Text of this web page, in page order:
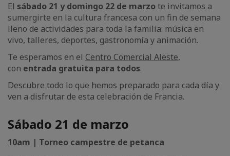
El sábado 21 y domingo 22 de marzote invitamos a
sumergirte en la cultura francesa con un fin de semana
lleno de actividades para toda la familia: música en
vivo, talleres, deportes, gastronomía y animación.
Te esperamos en el Centro Comercial Aleste,
con entrada gratuita para todos.
Descubre todo lo que hemos preparado para cada día y
ven a disfrutar de esta celebración de Francia.
Sábado 21 de marzo
10am | Torneo campestre de petanca